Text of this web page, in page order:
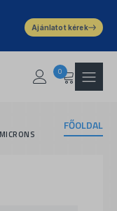
Ajánlatot kérek
0
FŐOLDAL